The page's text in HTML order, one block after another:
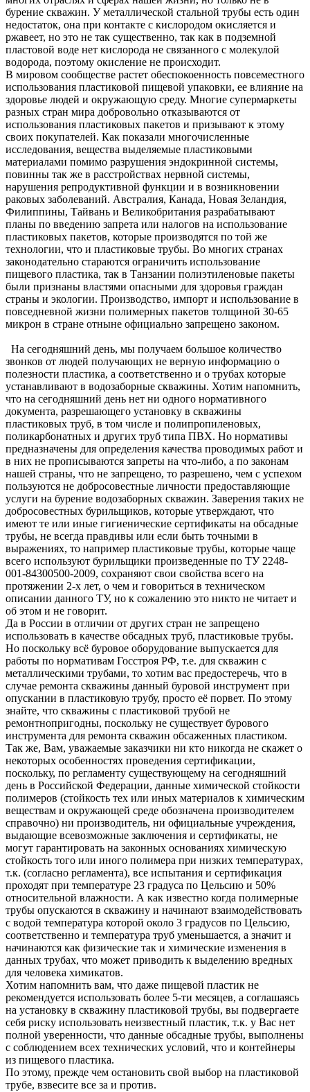
бурение скважин. У металлической стальной трубы есть один
недостаток, она при контакте с кислородом окисляется и
ржавеет, но это не так существенно, так как в подземной
пластовой воде нет кислорода не связанного с молекулой
водорода, поэтому окисление не происходит.
В мировом сообществе растет обеспокоенность повсеместного
использования пластиковой пищевой упаковки, ее влияние на
здоровье людей и окружающую среду. Многие супермаркеты
разных стран мира добровольно отказываются от
использования пластиковых пакетов и призывают к этому
своих покупателей. Как показали многочисленные
исследования, вещества выделяемые пластиковыми
материалами помимо разрушения эндокринной системы,
повинны так же в расстройствах нервной системы,
нарушения репродуктивной функции и в возникновении
раковых заболеваний. Австралия, Канада, Новая Зеландия,
Филиппины, Тайвань и Великобритания разрабатывают
планы по введению запрета или налогов на использование
пластиковых пакетов, которые производятся по той же
технологии, что и пластиковые трубы. Во многих странах
законодательно стараются ограничить использование
пищевого пластика, так в Танзании полиэтиленовые пакеты
были признаны властями опасными для здоровья граждан
страны и экологии. Производство, импорт и использование в
повседневной жизни полимерных пакетов толщиной 30-65
микрон в стране отныне официально запрещено законом.
На сегодняшний день, мы получаем большое количество
звонков от людей получающих не верную информацию о
полезности пластика, а соответственно и о трубах которые
устанавливают в водозаборные скважины. Хотим напомнить,
что на сегодняшний день нет ни одного нормативного
документа, разрешающего установку в скважины
пластиковых труб, в том числе и полипропиленовых,
поликарбонатных и других труб типа ПВХ. Но нормативы
предназначены для определения качества проводимых работ и
в них не прописываются запреты на что-либо, а по законам
нашей страны, что не запрещено, то разрешено, чем с успехом
пользуются не добросовестные личности предоставляющие
услуги на бурение водозаборных скважин. Заверения таких не
добросовестных бурильщиков, которые утверждают, что
имеют те или иные гигиенические сертификаты на обсадные
трубы, не всегда правдивы или если быть точными в
выражениях, то например пластиковые трубы, которые чаще
всего используют бурильщики произведенные по ТУ 2248-
001-84300500-2009, сохраняют свои свойства всего на
протяжении 2-х лет, о чем и говориться в техническом
описании данного ТУ, но к сожалению это никто не читает и
об этом и не говорит.
Да в России в отличии от других стран не запрещено
использовать в качестве обсадных труб, пластиковые трубы.
Но поскольку всё буровое оборудование выпускается для
работы по нормативам Госстроя РФ, т.е. для скважин с
металлическими трубами, то хотим вас предостеречь, что в
случае ремонта скважины данный буровой инструмент при
опускании в пластиковую трубу, просто её порвет. По этому
знайте, что скважины с пластиковой трубой не
ремонтнопригодны, поскольку не существует бурового
инструмента для ремонта скважин обсаженных пластиком.
Так же, Вам, уважаемые заказчики ни кто никогда не скажет о
некоторых особенностях проведения сертификации,
поскольку, по регламенту существующему на сегодняшний
день в Российской Федерации, данные химической стойкости
полимеров (стойкость тех или иных материалов к химическим
веществам и окружающей среде обозначена производителем
справочно) ни производитель, ни официальные учреждения,
выдающие всевозможные заключения и сертификаты, не
могут гарантировать на законных основаниях химическую
стойкость того или иного полимера при низких температурах,
т.к. (согласно регламента), все испытания и сертификация
проходят при температуре 23 градуса по Цельсию и 50%
относительной влажности. А как известно когда полимерные
трубы опускаются в скважину и начинают взаимодействовать
с водой температура которой около 3 градусов по Цельсию,
соответственно и температура труб уменьшается, а значит и
начинаются как физические так и химические изменения в
данных трубах, что может приводить к выделению вредных
для человека химикатов.
Хотим напомнить вам, что даже пищевой пластик не
рекомендуется использовать более 5-ти месяцев, а соглашаясь
на установку в скважину пластиковой трубы, вы подвергаете
себя риску использовать неизвестный пластик, т.к. у Вас нет
полной уверенности, что данные обсадные трубы, выполнены
с соблюдением всех технических условий, что и контейнеры
из пищевого пластика.
По этому, прежде чем остановить свой выбор на пластиковой
трубе, взвесите все за и против.